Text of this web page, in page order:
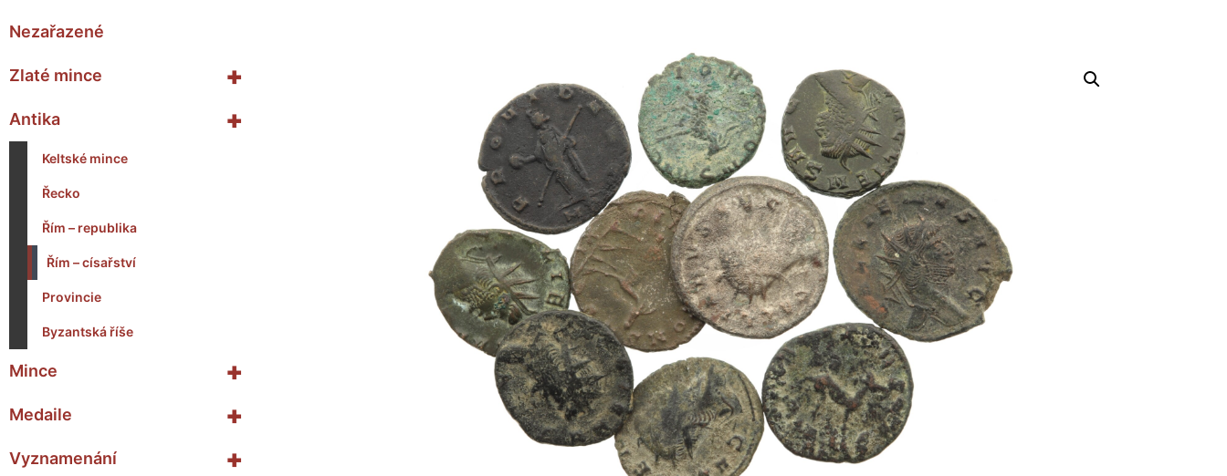
Nezařazené
+
Zlaté mince
+
Antika
Keltské mince
Řecko
Řím – republika
Řím – císařství
Provincie
Byzantská říše
+
Mince
+
Medaile
+
Vyznamenání